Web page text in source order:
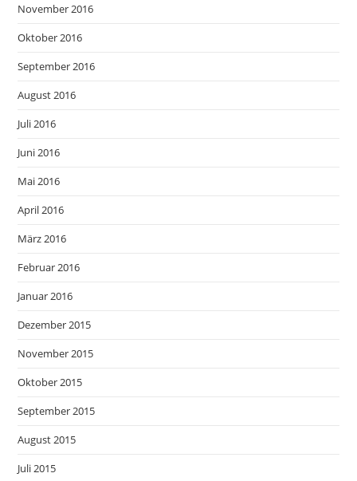
November 2016
Oktober 2016
September 2016
August 2016
Juli 2016
Juni 2016
Mai 2016
April 2016
März 2016
Februar 2016
Januar 2016
Dezember 2015
November 2015
Oktober 2015
September 2015
August 2015
Juli 2015